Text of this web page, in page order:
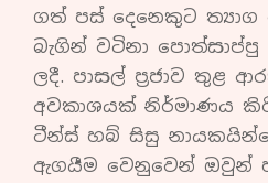
ගත් පස් දෙනෙකුට ත්‍යාග
බැගින් වටිනා
ලදී. පාසල් ප්‍රජාව තුළ
අවකාශයක් නිර්මාණය
ටීන්ස් හබ් සිසු
ඇගයීම වෙනුවෙන් ඔවුන්